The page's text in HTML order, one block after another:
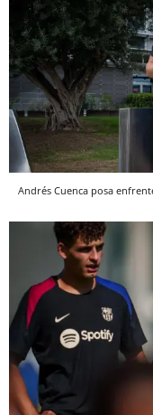
Andrés Cuenca posa